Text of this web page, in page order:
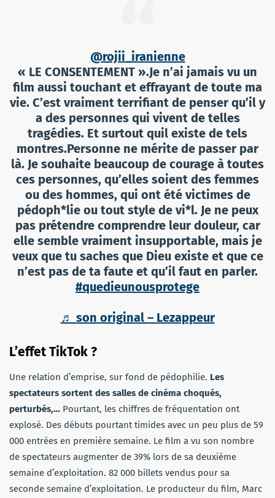
@rojii_iranienne
« LE CONSENTEMENT ».Je n’ai jamais vu un
film aussi touchant et effrayant de toute ma
vie. C’est vraiment terrifiant de penser qu’il y
a des personnes qui vivent de telles
tragédies. Et surtout quil existe de tels
montres.Personne ne mérite de passer par
là. Je souhaite beaucoup de courage à toutes
ces personnes, qu’elles soient des femmes
ou des hommes, qui ont été victimes de
pédoph*lie ou tout style de vi*l. Je ne peux
pas prétendre comprendre leur douleur, car
elle semble vraiment insupportable, mais je
veux que tu saches que Dieu existe et que ce
n’est pas de ta faute et qu’il faut en parler.
#quedieunousprotege
♬ son original – Lezappeur
L’effet TikTok ?
Une relation d’emprise, sur fond de pédophilie. Les
spectateurs sortent des salles de cinéma choqués,
perturbés,… Pourtant, les chiffres de fréquentation ont
explosé. Des débuts pourtant timides avec un peu plus de 59
000 entrées en première semaine. Le film a vu son nombre
de spectateurs augmenter de 39% lors de sa deuxième
semaine d’exploitation. 82 000 billets vendus pour sa
seconde semaine d’exploitation. Le producteur du film, Marc